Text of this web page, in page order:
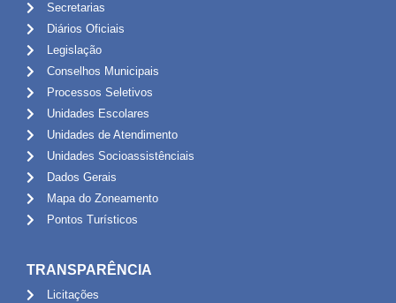
Secretarias
Diários Oficiais
Legislação
Conselhos Municipais
Processos Seletivos
Unidades Escolares
Unidades de Atendimento
Unidades Socioassistênciais
Dados Gerais
Mapa do Zoneamento
Pontos Turísticos
TRANSPARÊNCIA
Licitações